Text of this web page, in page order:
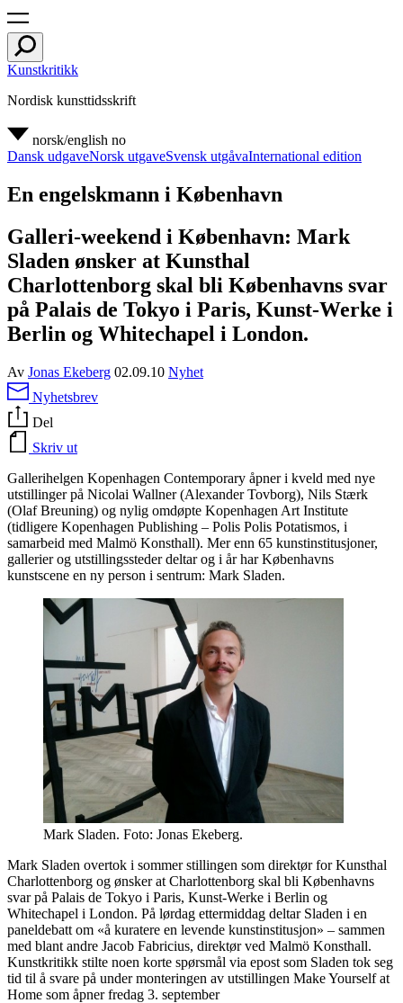
Kunstkritikk
Nordisk kunsttidsskrift
norsk/english no
Dansk udgaveNorsk utgaveSvensk utgåvaInternational edition
En engelskmann i København
Galleri-weekend i København: Mark
Sladen ønsker at Kunsthal
Charlottenborg skal bli Københavns svar
på Palais de Tokyo i Paris, Kunst-Werke i
Berlin og Whitechapel i London.
Av Jonas Ekeberg 02.09.10 Nyhet
Nyhetsbrev
Del
Skriv ut
Gallerihelgen Kopenhagen Contemporary åpner i kveld med nye
utstillinger på Nicolai Wallner (Alexander Tovborg), Nils Stærk
(Olaf Breuning) og nylig omdøpte Kopenhagen Art Institute
(tidligere Kopenhagen Publishing – Polis Polis Potatismos, i
samarbeid med Malmö Konsthall). Mer enn 65 kunstinstitusjoner,
gallerier og utstillingssteder deltar og i år har Københavns
kunstscene en ny person i sentrum: Mark Sladen.
Mark Sladen. Foto: Jonas Ekeberg.
Mark Sladen overtok i sommer stillingen som direktør for Kunsthal
Charlottenborg og ønsker at Charlottenborg skal bli Københavns
svar på Palais de Tokyo i Paris, Kunst-Werke i Berlin og
Whitechapel i London. På lørdag ettermiddag deltar Sladen i en
paneldebatt om «å kuratere en levende kunstinstitusjon» – sammen
med blant andre Jacob Fabricius, direktør ved Malmö Konsthall.
Kunstkritikk stilte noen korte spørsmål via epost som Sladen tok seg
tid til å svare på under monteringen av utstillingen Make Yourself at
Home som åpner fredag 3. september